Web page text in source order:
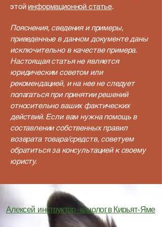
этой информационной статье.
Пояснения, сведения и примеры,
приведенные в данном документе даны
исключительно в качестве примера.
Настоящая статья не является
юридическим советом или
рекомендацией, и на нее не следует
полагаться при принятии решений
относительно ваших фактических
действий. Если вам нужна помощь в
составлении собственных правил
возврата товара/средств, советуем
обратиться за консультацией к своему
юристу.
Алексей инструктор -кинолог в Кирьят-Яме